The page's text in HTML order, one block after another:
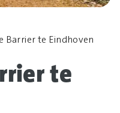
Barrier te Eindhoven
te